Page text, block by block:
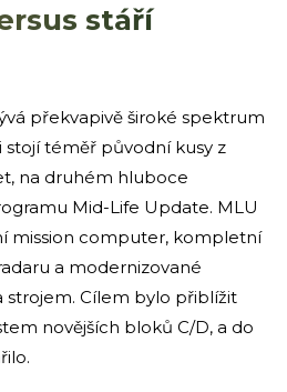
stáří
překvapivě široké spektrum
téměř původní kusy z
na druhém hluboce
Mid-Life Update. MLU
mission computer, kompletní
a modernizované
strojem. Cílem bylo přiblížit
novějších bloků C/D, a do